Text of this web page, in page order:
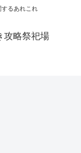
るあれこれ
攻略祭祀場